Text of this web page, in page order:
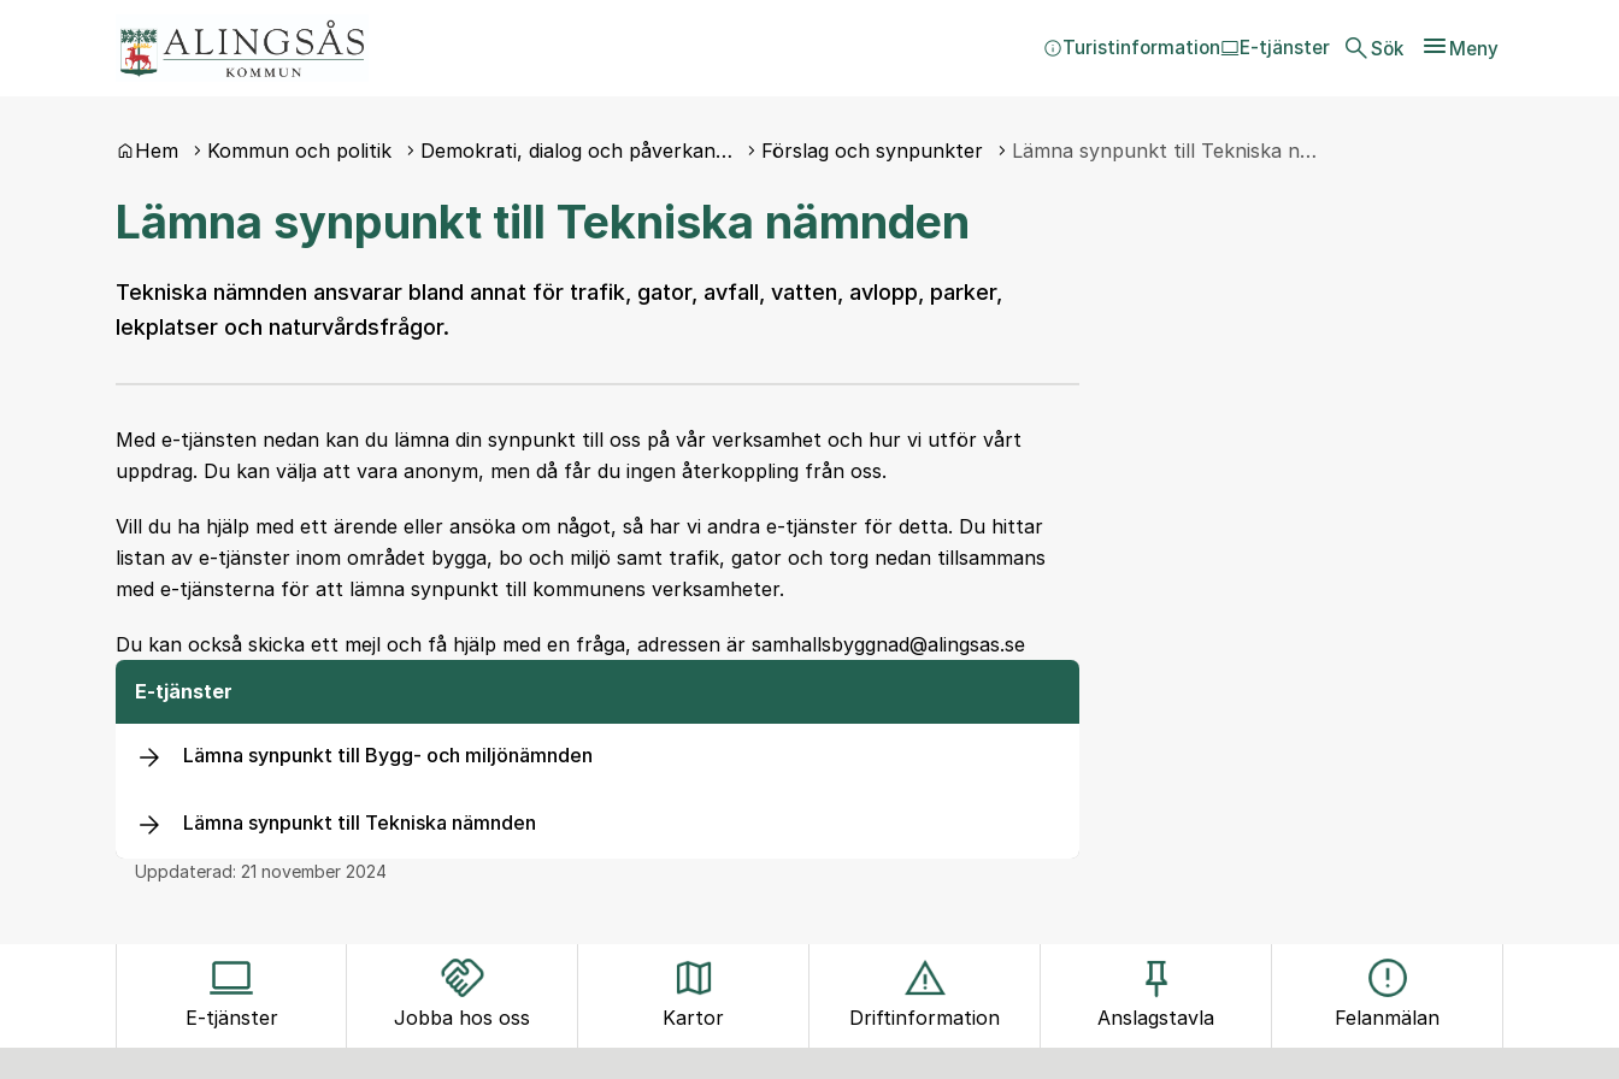
Sök Meny
Turistinformation E-tjänster
Du är här:
Hem Kommun och politik Demokrati, dialog och påverkan… Förslag och synpunkter Lämna synpunkt till Tekniska n…
Lämna synpunkt till Tekniska nämnden
Tekniska nämnden ansvarar bland annat för trafik, gator, avfall, vatten, avlopp, parker,
lekplatser och naturvårdsfrågor.
Med e-tjänsten nedan kan du lämna din synpunkt till oss på vår verksamhet och hur vi utför vårt
uppdrag. Du kan välja att vara anonym, men då får du ingen återkoppling från oss.
Vill du ha hjälp med ett ärende eller ansöka om något, så har vi andra e-tjänster för detta. Du hittar
listan av e-tjänster inom området bygga, bo och miljö samt trafik, gator och torg nedan tillsammans
med e-tjänsterna för att lämna synpunkt till kommunens verksamheter.
Du kan också skicka ett mejl och få hjälp med en fråga, adressen är samhallsbyggnad@alingsas.se
E-tjänster
Lämna synpunkt till Bygg- och miljönämnden
Lämna synpunkt till Tekniska nämnden
Uppdaterad: 21 november 2024
E-tjänster Jobba hos oss Kartor Driftinformation Anslagstavla Felanmälan